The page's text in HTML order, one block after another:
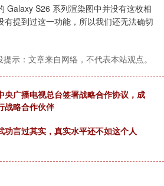
Galaxy S26 系列渲染图中并没有这枚相
有提到过这一功能，所以我们还无法确切
提示：文章来自网络，不代表本站观点。
央广播电视总台签署战略合作协议，成
战略合作伙伴
功言过其实，真实水平还不如这个人